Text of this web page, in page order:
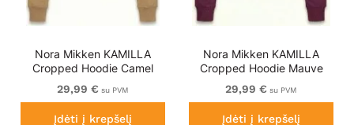
Nora Mikken KAMILLA
Cropped Hoodie Camel
29,99 € su PVM
Įdėti į krepšelį
Nora Mikken KAMILLA
Cropped Hoodie Mauve
Wine
29,99 € su PVM
Įdėti į krepšelį